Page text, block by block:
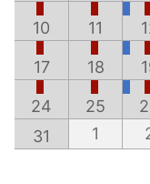
10 11
17 18
24 25
31
1